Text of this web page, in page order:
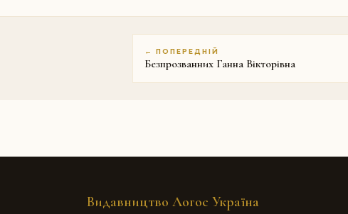
← ПОПЕРЕДНІЙ
Безпрозванних Ганна Вікторівна
Видавництво Логос Україна